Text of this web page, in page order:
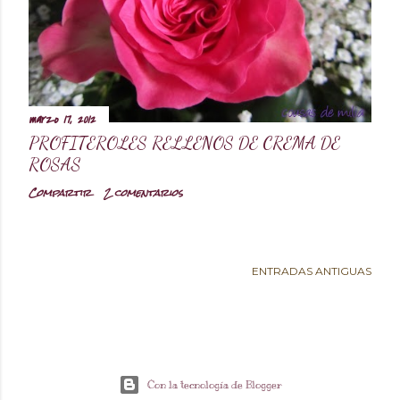
d
a
s
marzo 17, 2012
PROFITEROLES RELLENOS DE CREMA DE
ROSAS
Compartir 2 comentarios
ENTRADAS ANTIGUAS
Con la tecnología de Blogger